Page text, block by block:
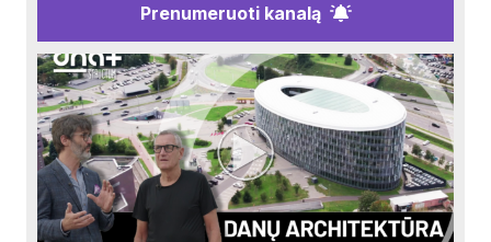
Prenumeruoti kanalą